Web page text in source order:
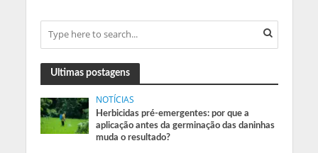
Ultimas postagens
NOTÍCIAS
Herbicidas pré-emergentes: por que a
aplicação antes da germinação das daninhas
muda o resultado?